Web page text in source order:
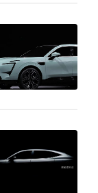
效解决全
46.65kWh
续航达330